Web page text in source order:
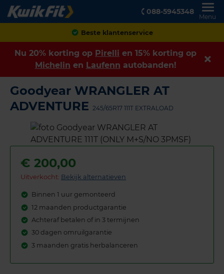
088-5945348
Menu
Beste klantenservice
Nu 20% korting op Pirelli en 15% korting op
Michelin en Laufenn autobanden!
Goodyear WRANGLER AT
ADVENTURE 245/65R17 111T EXTRALOAD
€ 200,00
Uitverkocht: Bekijk alternatieven
Binnen 1 uur gemonteerd
12 maanden productgarantie
Achteraf betalen of in 3 termijnen
30 dagen omruilgarantie
3 maanden gratis herbalanceren